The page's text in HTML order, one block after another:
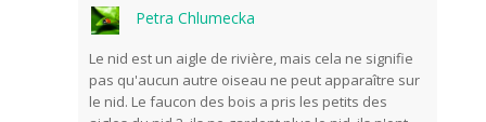
Petra Chlumecka
Le nid est un aigle de rivière, mais cela ne signifie
pas qu'aucun autre oiseau ne peut apparaître sur
le nid. Le faucon des bois a pris les petits des